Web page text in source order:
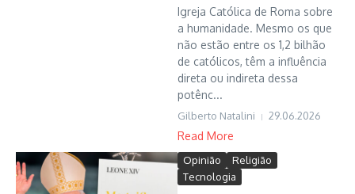
Igreja Católica de Roma sobre
a humanidade. Mesmo os que
não estão entre os 1,2 bilhão
de católicos, têm a influência
direta ou indireta dessa
potênc...
Gilberto Natalini 29.06.2026
Read More
Opinião
Religião
Tecnologia